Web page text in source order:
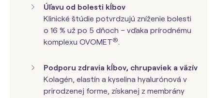
Úľavu od bolesti kĺbov
Klinické štúdie potvrdzujú zníženie bolesti
o 16 % už po 5 dňoch – vďaka prírodnému
komplexu OVOMET®.
Podporu zdravia kĺbov, chrupaviek a väzív
Kolagén, elastín a kyselina hyalurónová v
prirodzenej forme, získanej z membrány